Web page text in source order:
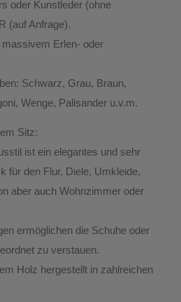
oder Kunstleder (ohne
(auf Anfrage).
Erlen- oder
Schwarz, Grau, Braun,
Wenge, Palisander u.v.m.
Sitz:
ist ein elegantes und sehr
für den Flur, Diele, Umkleide,
aber auch Wohnzimmer oder
ermöglichen die Schuhe oder
zu verstauen.
Holz hergestellt in zahlreichen